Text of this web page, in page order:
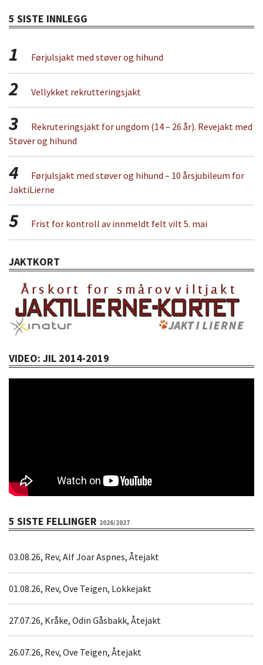
5 SISTE INNLEGG
1 Førjulsjakt med støver og hihund
2 Vellykket rekrutteringsjakt
3
Rekruteringsjakt for ungdom (14 – 26 år). Revejakt med
Støver og hihund
4
Førjulsjakt med støver og hihund – 10 årsjubileum for
JaktiLierne
5 Frist for kontroll av innmeldt felt vilt 5. mai
JAKTKORT
VIDEO: JIL 2014-2019
5 SISTE FELLINGER 2026/2027
03.08.26, Rev, Alf Joar Aspnes, Åtejakt
01.08.26, Rev, Ove Teigen, Lokkejakt
27.07.26, Kråke, Odin Gåsbakk, Åtejakt
26.07.26, Rev, Ove Teigen, Åtejakt